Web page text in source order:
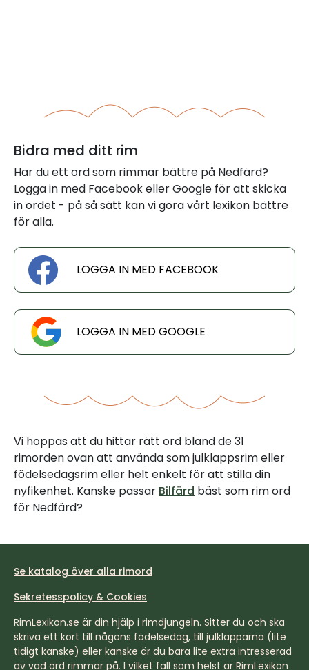
Bidra med ditt rim
Har du ett ord som rimmar bättre på Nedfärd?
Logga in med Facebook eller Google för att skicka
in ordet - på så sätt kan vi göra vårt lexikon bättre
för alla.
LOGGA IN MED FACEBOOK
LOGGA IN MED GOOGLE
Vi hoppas att du hittar rätt ord bland de 31
rimorden ovan att använda som julklappsrim eller
födelsedagsrim eller helt enkelt för att stilla din
nyfikenhet. Kanske passar Bilfärd bäst som rim ord
för Nedfärd?
Se katalog över alla rimord
Sekretesspolicy & Cookies
RimLexikon.se är din hjälp i rimdjungeln. Sitter du och ska
skriva ett kort till någons födelsedag, till julklapparna (lite
tidigt kanske) eller kanske är du bara lite extra intresserad
av vad ord rimmar på. I vilket fall som helst är RimLexikon